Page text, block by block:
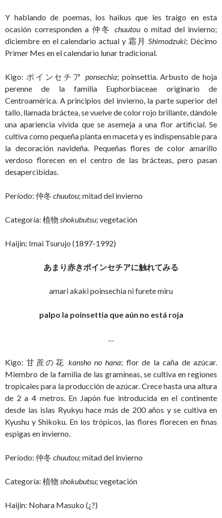
Y hablando de poemas, los haikus que les traigo en esta
ocasión corresponden a 仲冬 chuutou o mitad del invierno;
diciembre en el calendario actual y 霜月Shimodzuki; Décimo
Primer Mes en el calendario lunar tradicional.
Kigo: ポインセチア ponsechia; poinsettia. Arbusto de hoja
perenne de la familia Euphorbiaceae originario de
Centroamérica. A principios del invierno, la parte superior del
tallo, llamada bráctea, se vuelve de color rojo brillante, dándole
una apariencia vívida que se asemeja a una flor artificial. Se
cultiva como pequeña planta en maceta y es indispensable para
la decoración navideña. Pequeñas flores de color amarillo
verdoso florecen en el centro de las brácteas, pero pasan
desapercibidas.
Período: 仲冬 chuutou; mitad del invierno
Categoría: 植物 shokubutsu; vegetación
Haijin: Imai Tsurujo (1897-1992)
あまり赤きポインセチアに触れてみる
amari akaki poinsechia ni furete miru
palpo la poinsettia que aún no está roja
…
Kigo: 甘蔗の花 kansho no hana; flor de la caña de azúcar.
Miembro de la familia de las gramíneas, se cultiva en regiones
tropicales para la producción de azúcar. Crece hasta una altura
de 2 a 4 metros. En Japón fue introducida en el continente
desde las islas Ryukyu hace más de 200 años y se cultiva en
Kyushu y Shikoku. En los trópicos, las flores florecen en finas
espigas en invierno.
Período: 仲冬 chuutou; mitad del invierno
Categoría: 植物 shokubutsu; vegetación
Haijin: Nohara Masuko (¿?)